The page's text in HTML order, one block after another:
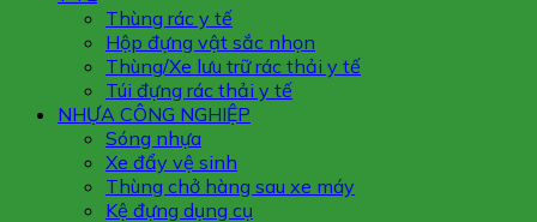
Thùng rác y tế
Hộp đựng vật sắc nhọn
Thùng/Xe lưu trữ rác thải y tế
Túi đựng rác thải y tế
NHỰA CÔNG NGHIỆP
Sóng nhựa
Xe đẩy vệ sinh
Thùng chở hàng sau xe máy
Kệ đựng dụng cụ